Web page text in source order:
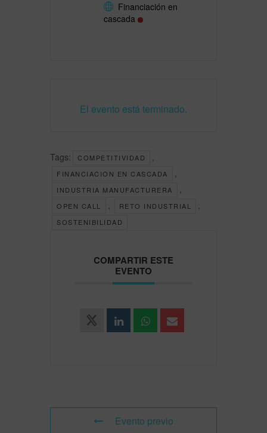
Financiación en
cascada
El evento está terminado.
Tags: COMPETITIVIDAD ,
FINANCIACION EN CASCADA ,
INDUSTRIA MANUFACTURERA ,
OPEN CALL , RETO INDUSTRIAL ,
SOSTENIBILIDAD
COMPARTIR ESTE
EVENTO
Evento previo